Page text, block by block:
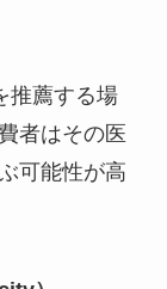
推薦する場
者はその医
可能性が高